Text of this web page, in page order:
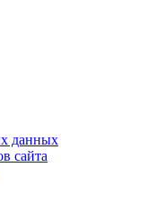
данных
сайта